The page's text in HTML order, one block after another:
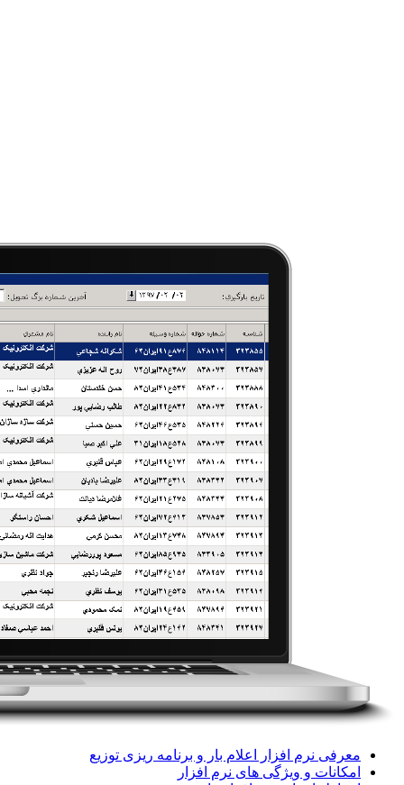
معرفی نرم افزار اعلام بار و برنامه ریزی توزیع
امکانات و ویژگی های نرم افزار